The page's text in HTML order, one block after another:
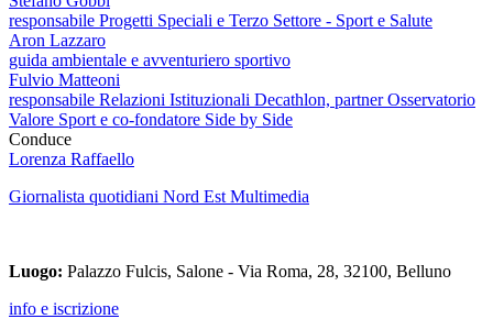
responsabile Progetti Speciali e Terzo Settore - Sport e Salute
Aron Lazzaro
guida ambientale e avventuriero sportivo
Fulvio Matteoni
responsabile Relazioni Istituzionali Decathlon, partner Osservatorio
Valore Sport e co-fondatore Side by Side
Conduce
Lorenza Raffaello
Giornalista quotidiani Nord Est Multimedia
Luogo: Palazzo Fulcis, Salone - Via Roma, 28, 32100, Belluno
info e iscrizione